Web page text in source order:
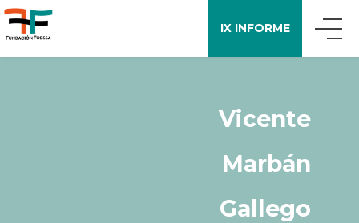
IX INFORME
Vicente
Marbán
Gallego